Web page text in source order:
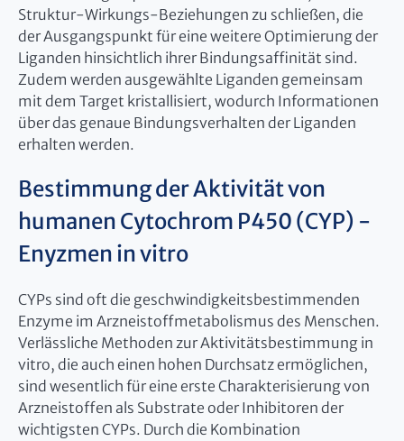
Struktur-Wirkungs-Beziehungen zu schließen, die
der Ausgangspunkt für eine weitere Optimierung der
Liganden hinsichtlich ihrer Bindungsaffinität sind.
Zudem werden ausgewählte Liganden gemeinsam
mit dem Target kristallisiert, wodurch Informationen
über das genaue Bindungsverhalten der Liganden
erhalten werden.
Bestimmung der Aktivität von
humanen Cytochrom P450 (CYP) -
Enyzmen in vitro
CYPs sind oft die geschwindigkeitsbestimmenden
Enzyme im Arzneistoffmetabolismus des Menschen.
Verlässliche Methoden zur Aktivitätsbestimmung in
vitro, die auch einen hohen Durchsatz ermöglichen,
sind wesentlich für eine erste Charakterisierung von
Arzneistoffen als Substrate oder Inhibitoren der
wichtigsten CYPs. Durch die Kombination